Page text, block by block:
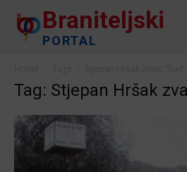
Braniteljski
PORTAL
Tag: Stjepan Hršak